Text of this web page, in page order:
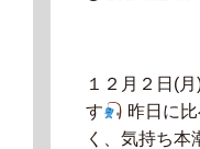
１２月２日(
す
昨日に
く、気持ち